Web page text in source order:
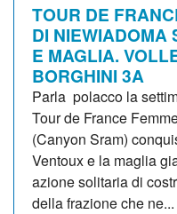
TOUR DE
DI NIEWIADOMA
E MAGLIA.
BORGHINI 3A
Parla polacco la
Tour de France
(Canyon Sram)
Ventoux e la maglia
azione solitaria di
della frazione che ne...